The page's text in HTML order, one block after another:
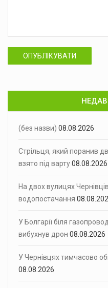
ОПУБЛІКУВАТИ
(без назви) 08.08.2026
Стрільця, який поранив
взято під варту08.08.2026
На двох вулицях
водопостачання
У Болгарії біля
вибухнув дрон 08.08.2026
У Чернівцях тимчасово
08.08.2026